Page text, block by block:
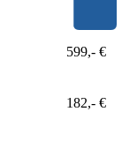
599,- €
182,- €